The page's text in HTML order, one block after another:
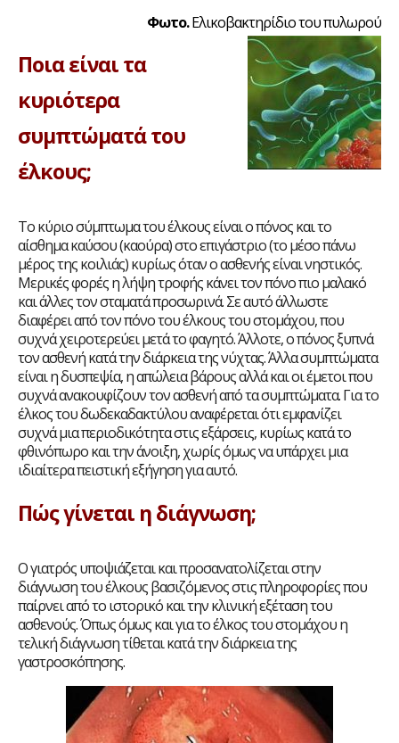
Φωτο.Ελικοβακτηρίδιο του πυλωρού
Ποια είναι τα
κυριότερα
συμπτώματά του
έλκους;
Το κύριο σύμπτωμα του έλκους είναι ο πόνος και το
αίσθημα καύσου (καούρα) στο επιγάστριο (το μέσο πάνω
μέρος της κοιλιάς) κυρίως όταν ο ασθενής είναι νηστικός.
Μερικές φορές η λήψη τροφής κάνει τον πόνο πιο μαλακό
και άλλες τον σταματά προσωρινά. Σε αυτό άλλωστε
διαφέρει από τον πόνο του έλκους του στομάχου, που
συχνά χειροτερεύει μετά το φαγητό. Άλλοτε, ο πόνος ξυπνά
τον ασθενή κατά την διάρκεια της νύχτας. Άλλα συμπτώματα
είναι η δυσπεψία, η απώλεια βάρους αλλά και οι έμετοι που
συχνά ανακουφίζουν τον ασθενή από τα συμπτώματα. Για το
έλκος του δωδεκαδακτύλου αναφέρεται ότι εμφανίζει
συχνά μια περιοδικότητα στις εξάρσεις, κυρίως κατά το
φθινόπωρο και την άνοιξη, χωρίς όμως να υπάρχει μια
ιδιαίτερα πειστική εξήγηση για αυτό.
Πώς γίνεται η διάγνωση;
Ο γιατρός υποψιάζεται και προσανατολίζεται στην
διάγνωση του έλκους βασιζόμενος στις πληροφορίες που
παίρνει από το ιστορικό και την κλινική εξέταση του
ασθενούς. Όπως όμως και για το έλκος του στομάχου η
τελική διάγνωση τίθεται κατά την διάρκεια της
γαστροσκόπησης.